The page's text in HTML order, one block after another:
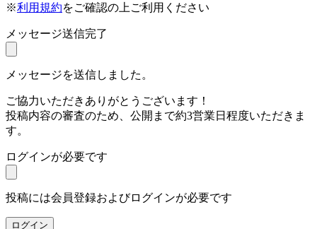
※利用規約をご確認の上ご利用ください
メッセージ送信完了
メッセージを送信しました。
ご協力いただきありがとうございます！
投稿内容の審査のため、公開まで約3営業日程度いただきま
す。
ログインが必要です
投稿には会員登録およびログインが必要です
ログイン